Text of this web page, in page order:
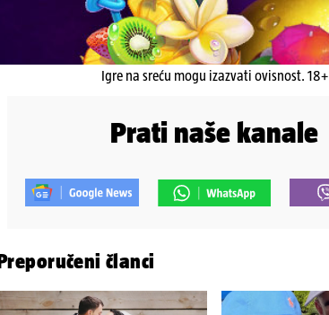
Igre na sreću mogu izazvati ovisnost. 18+
Prati naše kanale
Preporučeni članci